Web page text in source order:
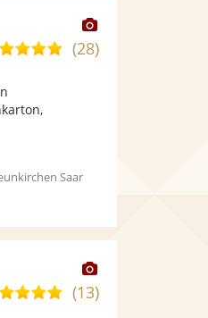
Dieser
Künstler
4,8(28)
Saar
Dieser
Künstler
5,0(13)